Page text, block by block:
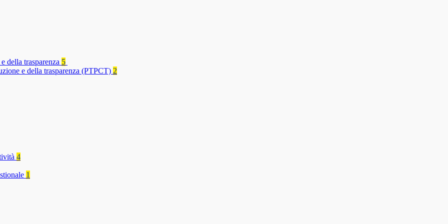
della trasparenza 5
e della trasparenza (PTPCT) 2
4
1